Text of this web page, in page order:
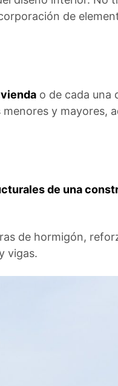
de
o de cada una
y mayores,
de una
de hormigón,
vigas.